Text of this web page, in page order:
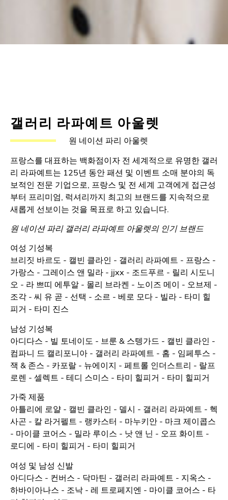
갤러리 라파예트 아울렛
원 네이션 파리 아울렛
프랑스를 대표하는 백화점이자 전 세계적으로 유명한 갤러
리 라파예트는 125년 동안 패션 및 이벤트 소매 분야의 독
보적인 전문 기업으로, 프랑스 및 전 세계 고객에게 접근성
부터 프리미엄, 럭셔리까지 최고의 브랜드를 지속적으로
새롭게 선보이는 것을 목표로 하고 있습니다.
원 네이션 파리 갤러리 라파예트 아울렛의 인기 브랜드
여성 기성복
브리짓 바르도 - 캘빈 클라인 - 갤러리 라파예트 - 프랑스 -
가랑스 - 그레이스 앤 밀라 - jjxx - 조드푸르 - 릴리 시도니
오 - 라 쁘띠 에투알 - 몰리 브라켄 - 노이즈 메이 - 오브제 -
조각 - 씨 유 곧 - 선택 - 소르 - 베로 모다 - 빌라 - 타미 힐
피거 - 타미 진스
남성 기성복
아디다스 - 빌 토네이도 - 브룬 & 스텡가드 - 캘빈 클라인 -
컴파니 드 캘리포니아 - 갤러리 라파예트 - 홈 - 임페투스 -
잭 & 존스 - 카포랄 - 뉴에이지 - 페트롤 인더스트리 - 랄프
로렌 - 셀렉트 - 테디 스미스 - 타미 힐피거 - 타미 힐피거
가죽 제품
아틀리에 로얄 - 캘빈 클라인 - 델시 - 갤러리 라파예트 - 헥
사곤 - 칼 라거펠트 - 랭카스터 - 마누키안 - 마크 제이콥스
- 마이클 코어스 - 밀라 루이스 - 낫 앤 닌 - 오프 화이트 -
로디에 - 타미 힐피거 - 타미 힐피거
여성 및 남성 신발
아디다스 - 컨버스 - 닥마틴 - 갤러리 라파예트 - 지옥스 -
하바이아나스 - 조낙 - 레 트로페지엔 - 마이클 코어스 - 타